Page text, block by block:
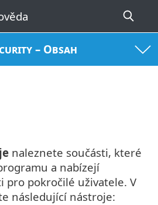
– Obsah
naleznete součásti, které
a nabízejí
pro pokročilé uživatele. V
následující nástroje: